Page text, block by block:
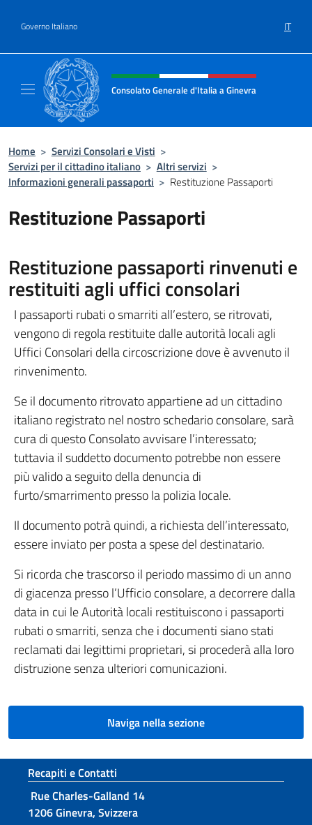
Governo Italiano IT
Intestazione sito, social e menù
Consolato Generale d'Italia a Ginevra
Home > Servizi Consolari e Visti >
Servizi per il cittadino italiano > Altri servizi >
Informazioni generali passaporti > Restituzione Passaporti
Restituzione Passaporti
Restituzione passaporti rinvenuti e
restituiti agli uffici consolari
I passaporti rubati o smarriti all’estero, se ritrovati,
vengono di regola restituite dalle autorità locali agli
Uffici Consolari della circoscrizione dove è avvenuto il
rinvenimento.
Se il documento ritrovato appartiene ad un cittadino
italiano registrato nel nostro schedario consolare, sarà
cura di questo Consolato avvisare l’interessato;
tuttavia il suddetto documento potrebbe non essere
più valido a seguito della denuncia di
furto/smarrimento presso la polizia locale.
Il documento potrà quindi, a richiesta dell’interessato,
essere inviato per posta a spese del destinatario.
Si ricorda che trascorso il periodo massimo di un anno
di giacenza presso l’Ufficio consolare, a decorrere dalla
data in cui le Autorità locali restituiscono i passaporti
rubati o smarriti, senza che i documenti siano stati
reclamati dai legittimi proprietari, si procederà alla loro
distruzione senza ulteriori comunicazioni.
Naviga nella sezione
Sezione footer
Recapiti e Contatti
Rue Charles-Galland 14
1206 Ginevra, Svizzera